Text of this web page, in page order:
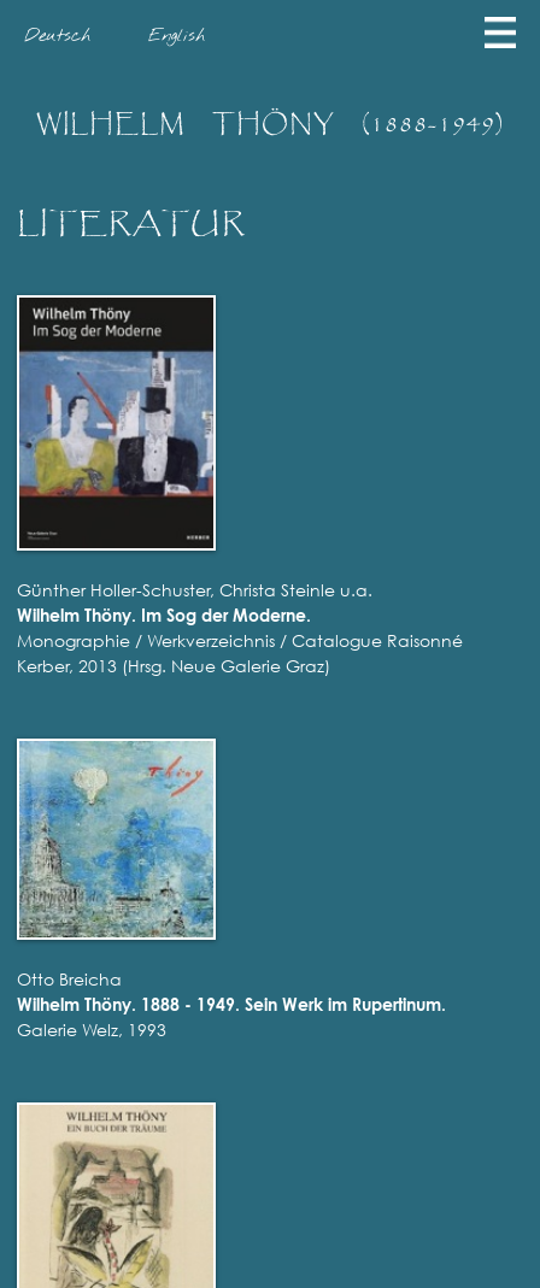
Deutsch English
WILHELM THÖNY (1888-1949)
LITERATUR
Günther Holler-Schuster, Christa Steinle u.a.
Wilhelm Thöny. Im Sog der Moderne.
Monographie / Werkverzeichnis / Catalogue Raisonné
Kerber, 2013 (Hrsg. Neue Galerie Graz)
Otto Breicha
Wilhelm Thöny. 1888 - 1949. Sein Werk im Rupertinum.
Galerie Welz, 1993